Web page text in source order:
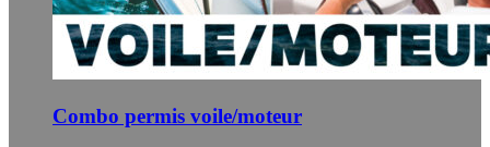
Combo permis voile/moteur